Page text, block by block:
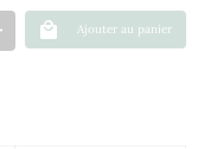
Ajouter au panier